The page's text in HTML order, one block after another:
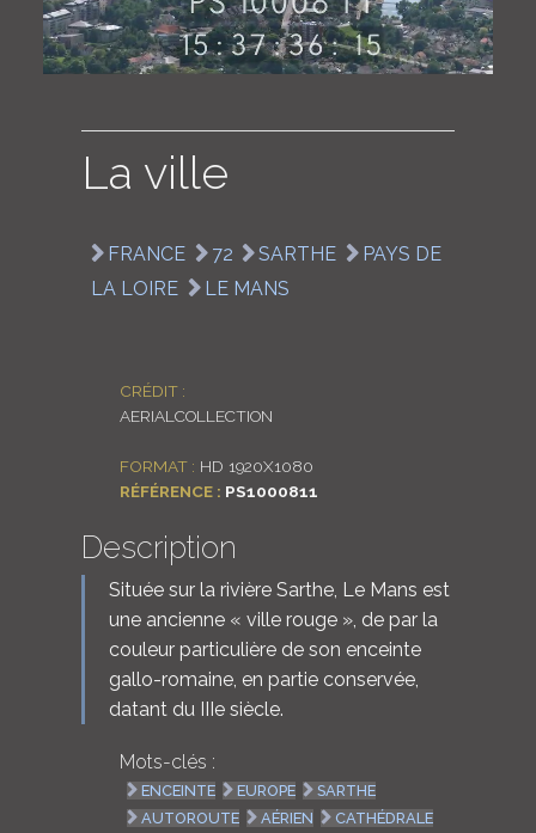
COLLECTIONS
La ville
FRANCE 72 SARTHE
PAYS DE
LA LOIRE
LE MANS
CRÉDIT :
AERIALCOLLECTION
FORMAT : HD 1920X1080
RÉFÉRENCE : PS1000811
Description
Située sur la rivière Sarthe, Le Mans est
une ancienne « ville rouge », de par la
couleur particulière de son enceinte
gallo-romaine, en partie conservée,
datant du IIIe siècle.
Mots-clés :
ENCEINTE EUROPE
SARTHE
AUTOROUTE
AÉRIEN
CATHÉDRALE